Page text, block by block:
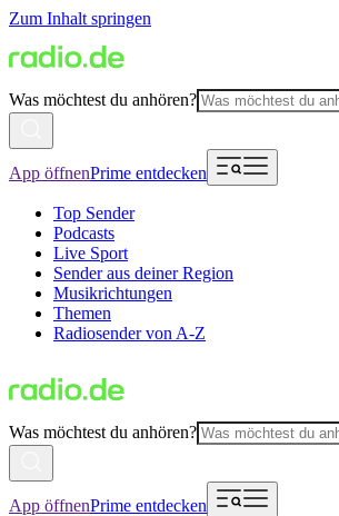
Zum Inhalt springen
Was möchtest du anhören?
App öffnenPrime entdecken
Top Sender
Podcasts
Live Sport
Sender aus deiner Region
Musikrichtungen
Themen
Radiosender von A-Z
Was möchtest du anhören?
App öffnenPrime entdecken